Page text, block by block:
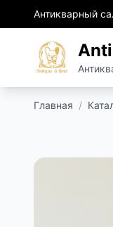
Антикварный
Главная /